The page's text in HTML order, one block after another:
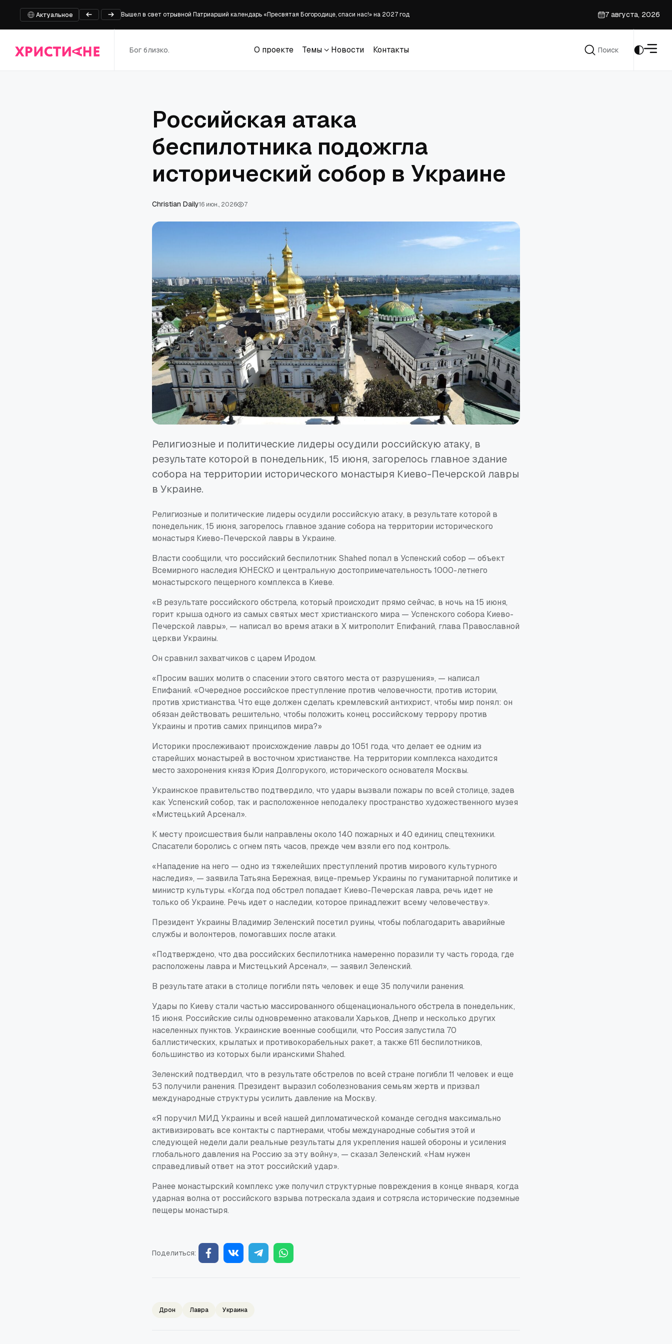
Актуальное Католикос всех армян прибыл в суд, где рассматривается его дело
Главный раввин России рассказал о допустимости ЭКО в иудаизме
Главный раввин объяснил, почему иудею легче пить чай у нееврея
7 августа, 2026
Бог близко.
О проекте
Темы
Новости
Контакты
Поиск
Российская атака
беспилотника подожгла
исторический собор в Украине
Christian Daily16 июн., 2026 7
Религиозные и политические лидеры осудили российскую атаку, в
результате которой в понедельник, 15 июня, загорелось главное здание
собора на территории исторического монастыря Киево-Печерской лавры
в Украине.
Религиозные и политические лидеры осудили российскую атаку, в результате которой в
понедельник, 15 июня, загорелось главное здание собора на территории исторического
монастыря Киево-Печерской лавры в Украине.
Власти сообщили, что российский беспилотник Shahed попал в Успенский собор — объект
Всемирного наследия ЮНЕСКО и центральную достопримечательность 1000-летнего
монастырского пещерного комплекса в Киеве.
«В результате российского обстрела, который происходит прямо сейчас, в ночь на 15 июня,
горит крыша одного из самых святых мест христианского мира — Успенского собора Киево-
Печерской лавры», — написал во время атаки в X митрополит Епифаний, глава Православной
церкви Украины.
Он сравнил захватчиков с царем Иродом.
«Просим ваших молитв о спасении этого святого места от разрушения», — написал
Епифаний. «Очередное российское преступление против человечности, против истории,
против христианства. Что еще должен сделать кремлевский антихрист, чтобы мир понял: он
обязан действовать решительно, чтобы положить конец российскому террору против
Украины и против самих принципов мира?»
Историки прослеживают происхождение лавры до 1051 года, что делает ее одним из
старейших монастырей в восточном христианстве. На территории комплекса находится
место захоронения князя Юрия Долгорукого, исторического основателя Москвы.
Украинское правительство подтвердило, что удары вызвали пожары по всей столице, задев
как Успенский собор, так и расположенное неподалеку пространство художественного музея
«Мистецький Арсенал».
К месту происшествия были направлены около 140 пожарных и 40 единиц спецтехники.
Спасатели боролись с огнем пять часов, прежде чем взяли его под контроль.
«Нападение на него — одно из тяжелейших преступлений против мирового культурного
наследия», — заявила Татьяна Бережная, вице-премьер Украины по гуманитарной политике и
министр культуры. «Когда под обстрел попадает Киево-Печерская лавра, речь идет не
только об Украине. Речь идет о наследии, которое принадлежит всему человечеству».
Президент Украины Владимир Зеленский посетил руины, чтобы поблагодарить аварийные
службы и волонтеров, помогавших после атаки.
«Подтверждено, что два российских беспилотника намеренно поразили ту часть города, где
расположены лавра и Мистецький Арсенал», — заявил Зеленский.
В результате атаки в столице погибли пять человек и еще 35 получили ранения.
Удары по Киеву стали частью массированного общенационального обстрела в понедельник,
15 июня. Российские силы одновременно атаковали Харьков, Днепр и несколько других
населенных пунктов. Украинские военные сообщили, что Россия запустила 70
баллистических, крылатых и противокорабельных ракет, а также 611 беспилотников,
большинство из которых были иранскими Shahed.
Зеленский подтвердил, что в результате обстрелов по всей стране погибли 11 человек и еще
53 получили ранения. Президент выразил соболезнования семьям жертв и призвал
международные структуры усилить давление на Москву.
«Я поручил МИД Украины и всей нашей дипломатической команде сегодня максимально
активизировать все контакты с партнерами, чтобы международные события этой и
следующей недели дали реальные результаты для укрепления нашей обороны и усиления
глобального давления на Россию за эту войну», — сказал Зеленский. «Нам нужен
справедливый ответ на этот российский удар».
Ранее монастырский комплекс уже получил структурные повреждения в конце января, когда
ударная волна от российского взрыва потрескала здаия и сотрясла исторические подземные
пещеры монастыря.
Поделиться:
Дрон Лавра Украина